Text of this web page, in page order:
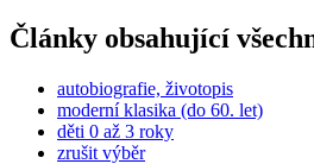
Články obsahující
autobiografie, životopis
moderní klasika (do 60. let)
děti 0 až 3 roky
zrušit výběr